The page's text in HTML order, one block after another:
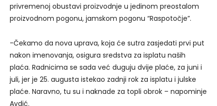
privremenoj obustavi proizvodnje u jedinom preostalom
proizvodnom pogonu, jamskom pogonu “Raspotočje”.
-Čekamo da nova uprava, koja će sutra zasjedati prvi put
nakon imenovanja, osigura sredstva za isplatu naših
plaća. Radnicima se sada već duguju dvije plaće, za juni i
juli, jer je 25. augusta istekao zadnji rok za isplatu i julske
plaće. Naravno, tu su i naknade za topli obrok – napominje
Avdić.